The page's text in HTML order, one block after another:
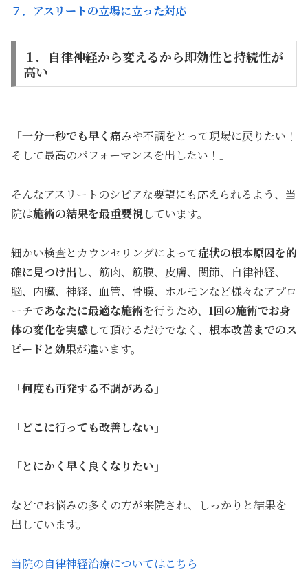
７．アスリートの立場に立った対応
１．自律神経から変えるから即効性と持続性が
高い
「一分一秒でも早く 痛みや不調をとって現場に戻りたい！
そして最高のパフォーマンスを出したい！」
そんなアスリートのシビアな要望にも応えられるよう、当
院は施術の結果を最重要視しています。
細かい検査とカウンセリングによって症状の根本原因を的
確に見つけ出し、筋肉、筋膜、皮膚、関節、自律神経、
脳、内臓、神経、血管、骨膜、ホルモンなど様々なアプロ
ーチであなたに最適な施術を行うため、 1回の施術でお身
体の変化を実感して頂けるだけでなく、 根本改善までのス
ピードと効果が違います。
「何度も再発する不調がある」
「どこに行っても改善しない」
「とにかく早く良くなりたい」
などでお悩みの多くの方が来院され、しっかりと結果を
出しています。
当院の自律神経治療についてはこちら